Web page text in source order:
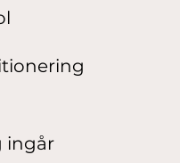
ingår